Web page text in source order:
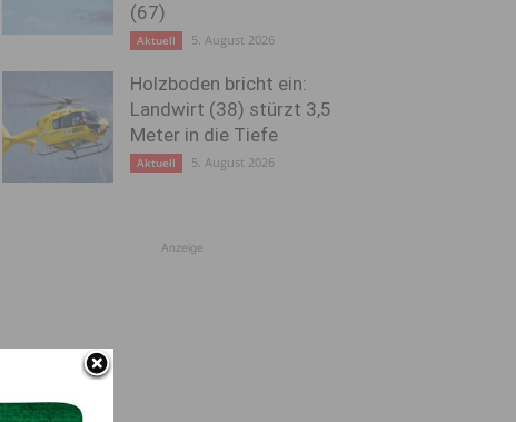
(67)
Aktuell 5. August 2026
Holzboden bricht ein:
Landwirt (38) stürzt 3,5
Meter in die Tiefe
Aktuell 5. August 2026
Anzeige